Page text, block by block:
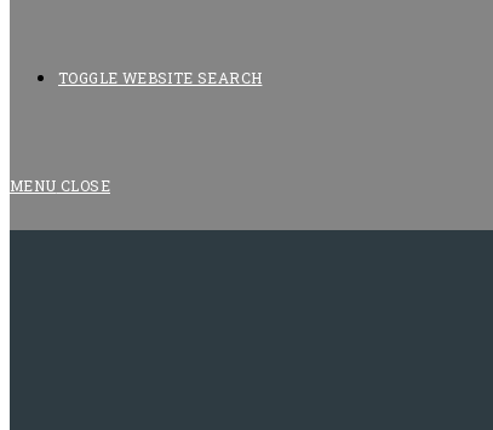
TOGGLE WEBSITE SEARCH
MENU CLOSE